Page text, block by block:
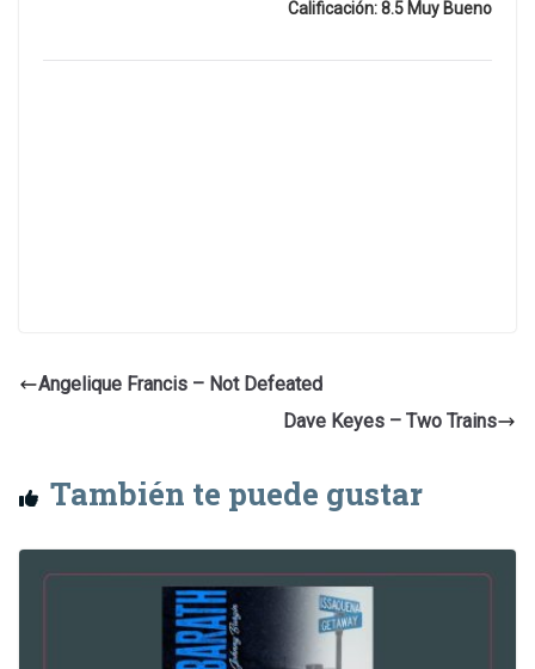
Calificación: 8.5 Muy Bueno
Angelique Francis – Not Defeated
Dave Keyes – Two Trains
También te puede gustar